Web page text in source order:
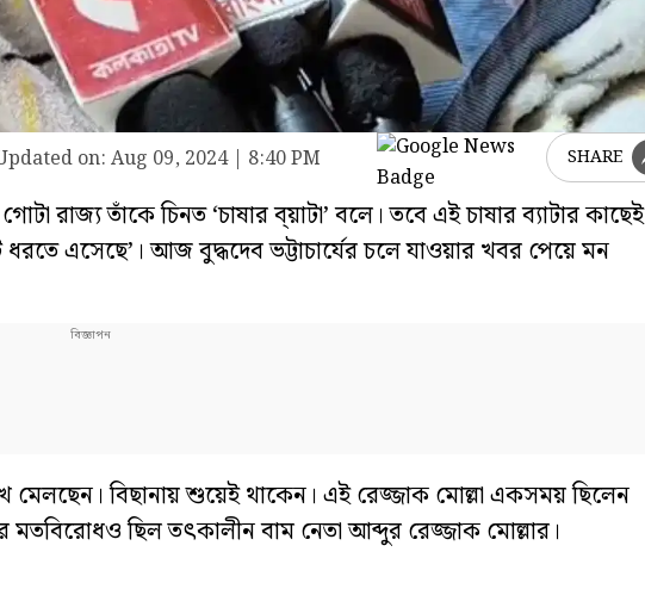
on:Aug 09, 2024 | 8:40 PM SHARE
রাজ্য তাঁকে চিনত ‘চাষার ব্য়াটা’ বলে। তবে এই চাষার ব্যাটার কাছেই
এসেছে’। আজ বুদ্ধদেব ভট্টাচার্যের চলে যাওয়ার খবর পেয়ে মন
বিছানায় শুয়েই থাকেন। এই রেজ্জাক মোল্লা একসময় ছিলেন
মতবিরোধও ছিল তৎকালীন বাম নেতা আব্দুর রেজ্জাক মোল্লার।